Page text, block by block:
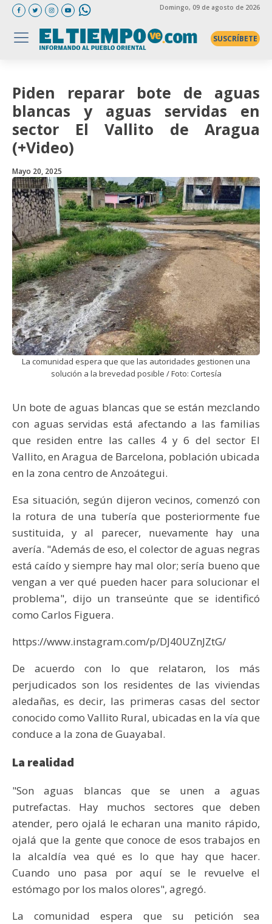
Domingo, 09 de agosto de 2026
SUSCRÍBETE
Piden reparar bote de aguas
blancas y aguas servidas en
sector El Vallito de Aragua
(+Video)
Mayo 20, 2025
La comunidad espera que que las autoridades gestionen una
solución a la brevedad posible / Foto: Cortesía
Un bote de aguas blancas que se están mezclando
con aguas servidas está afectando a las familias
que residen entre las calles 4 y 6 del sector El
Vallito, en Aragua de Barcelona, población ubicada
en la zona centro de Anzoátegui.
Esa situación, según dijeron vecinos, comenzó con
la rotura de una tubería que posteriormente fue
sustituida, y al parecer, nuevamente hay una
avería. "Además de eso, el colector de aguas negras
está caído y siempre hay mal olor; sería bueno que
vengan a ver qué pueden hacer para solucionar el
problema", dijo un transeúnte que se identificó
como Carlos Figuera.
https://www.instagram.com/p/DJ40UZnJZtG/
De acuerdo con lo que relataron, los más
perjudicados son los residentes de las viviendas
aledañas, es decir, las primeras casas del sector
conocido como Vallito Rural, ubicadas en la vía que
conduce a la zona de Guayabal.
La realidad
"Son aguas blancas que se unen a aguas
putrefactas. Hay muchos sectores que deben
atender, pero ojalá le echaran una manito rápido,
ojalá que la gente que conoce de esos trabajos en
la alcaldía vea qué es lo que hay que hacer.
Cuando uno pasa por aquí se le revuelve el
estómago por los malos olores", agregó.
La comunidad espera que su petición sea